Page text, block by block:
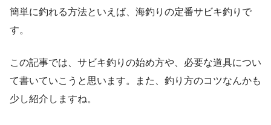
簡単に釣れる方法といえば、海釣りの定番サビキ釣りで
す。
この記事では、サビキ釣りの始め方や、必要な道具につい
て書いていこうと思います。また、釣り方のコツなんかも
少し紹介しますね。